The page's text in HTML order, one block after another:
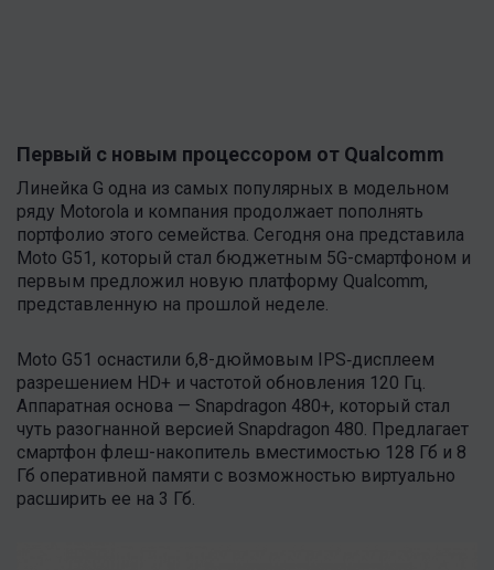
Первый с новым процессором от Qualcomm
Линейка G одна из самых популярных в модельном
ряду Motorola и компания продолжает пополнять
портфолио этого семейства. Сегодня она представила
Moto G51, который стал бюджетным 5G-смартфоном и
первым предложил новую платформу Qualcomm,
представленную на прошлой неделе.
Moto G51 оснастили 6,8-дюймовым IPS‑дисплеем
разрешением HD+ и частотой обновления 120 Гц.
Аппаратная основа — Snapdragon 480+, который стал
чуть разогнанной версией Snapdragon 480. Предлагает
смартфон флеш-накопитель вместимостью 128 Гб и 8
Гб оперативной памяти с возможностью виртуально
расширить ее на 3 Гб.